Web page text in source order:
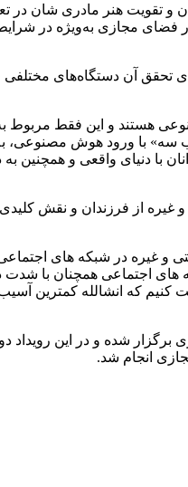
و تقویت هنر مادری شان در
فضای مجازی به‌ویژه در
تحقق آن دستگاه‌های مختلفی
هستند و این فقط مربوط
سه» با ورود هوش مصنوعی،
با دنیای واقعی و همچنین
غیره از فرزندان و نقش کلیدی
و غیره در شبکه های
های اجتماعی همچنان با شدت
کنیم که انشالله کمترین
شده و در این رویداد
انجام شد.